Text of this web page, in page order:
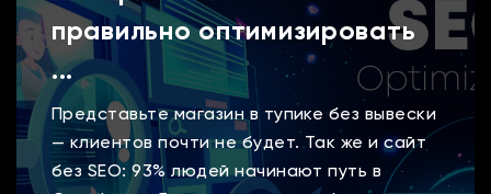
адаптировать стратегию в
зависимости от меняющихся условий
рынка. Их гибкость и профессионализм
сделали процесс продвижения не
только успешным, но и очень
комфортным для меня. Я искренне
благодарна DDSI за такой
правильно оптимизировать
...
Представьте магазин в тупике без вывески
— клиентов почти не будет. Так же и сайт
без SEO: 93% людей начинают путь в